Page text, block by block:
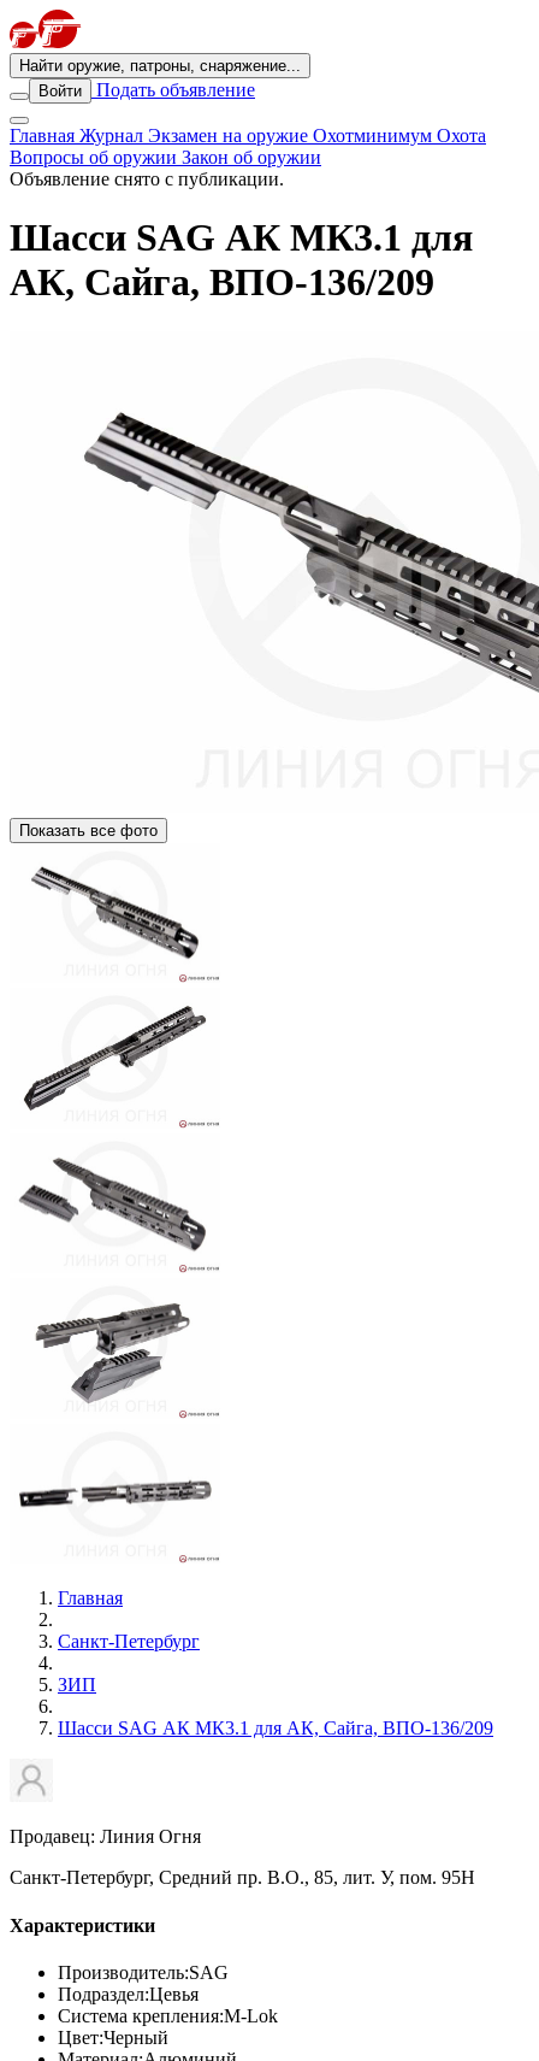
Найти оружие, патроны, снаряжение...
Войти
Подать объявление
Главная Журнал Экзамен на оружие Охотминимум Охота
Вопросы об оружии Закон об оружии
Объявление снято с публикации.
Шасси SAG АК МК3.1 для
АК, Сайга, ВПО-136/209
Показать все фото
Главная
Санкт-Петербург
ЗИП
Шасси SAG АК МК3.1 для АК, Сайга, ВПО-136/209
Продавец: Линия Огня
Санкт-Петербург, Средний пр. В.О., 85, лит. У, пом. 95Н
Характеристики
Производитель:SAG
Подраздел:Цевья
Система крепления:M-Lok
Цвет:Черный